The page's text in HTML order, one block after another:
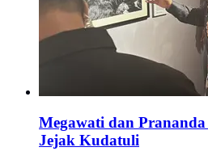
Megawati dan
Jejak Kudatuli